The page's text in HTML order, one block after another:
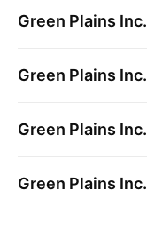
Green Plains Inc.
Green Plains Inc.
Green Plains Inc.
Green Plains Inc.